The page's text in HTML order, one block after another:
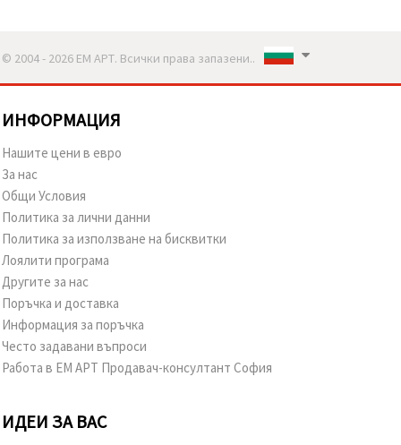
© 2004 - 2026 ЕМ АРТ. Всички права запазени..
ИНФОРМАЦИЯ
Нашите цени в евро
За нас
Общи Условия
Политика за лични данни
Политика за използване на бисквитки
Лоялити програма
Другите за нас
Поръчка и доставка
Информация за поръчка
Често задавани въпроси
Работа в ЕМ АРТ Продавач-консултант София
ИДЕИ ЗА ВАС